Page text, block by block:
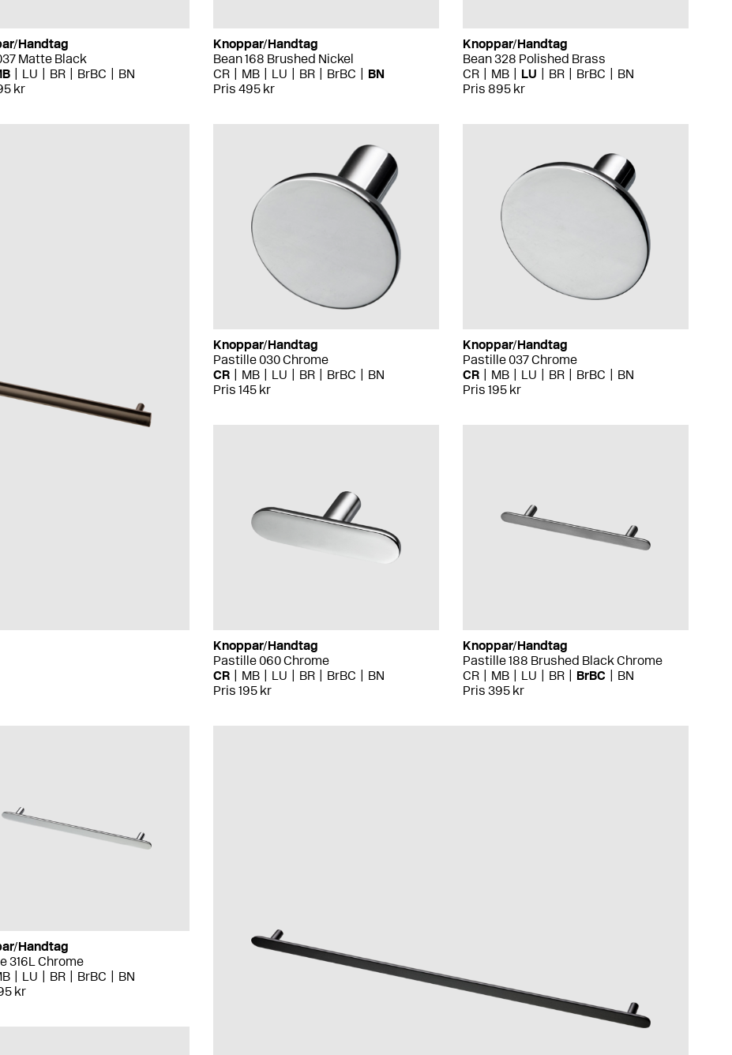
Handtag
Matte Black
LU BR BrBC
BN
kr
Knoppar/Handtag
Bean 168 Brushed Nickel
CR
MB LU BR BrBC
BN
Pris 495 kr
Knoppar/Handtag
Bean 328 Polished Brass
CR
MB LU BR BrBC
BN
Pris 895 kr
Knoppar/Handtag
Pastille 030 Chrome
CR
MB LU BR BrBC
BN
Pris 145 kr
Knoppar/Handtag
Pastille 037 Chrome
CR
MB LU BR BrBC
BN
Pris 195 kr
Knoppar/Handtag
Pastille 060 Chrome
CR
MB LU BR BrBC
BN
Pris 195 kr
Knoppar/Handtag
Pastille 188 Brushed Black Chrome
CR
MB LU BR BrBC
BN
Pris 395 kr
Handtag
316L Chrome
LU BR BrBC
BN
kr